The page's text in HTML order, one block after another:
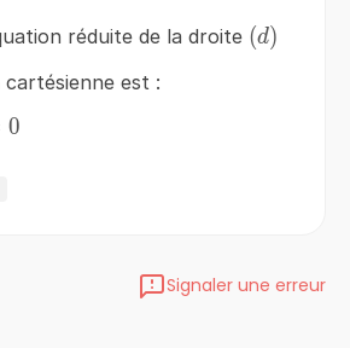
réduite de la droite (d)
est :
0
Signaler une erreur